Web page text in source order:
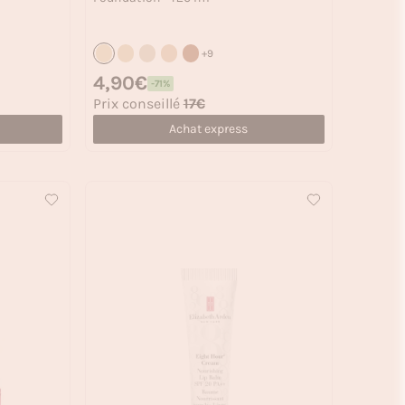
+9
Prix soldé
4,90€ -71%
Prix habituel
Prix conseillé 17€
Achat express